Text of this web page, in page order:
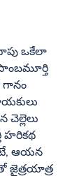
ఒకేలా
గానం
ఆయన
జైత్రయాత్ర